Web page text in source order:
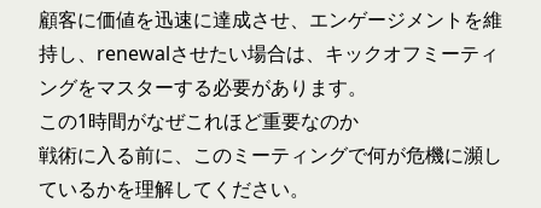
顧客に価値を迅速に達成させ、エンゲージメントを維
持し、renewalさせたい場合は、キックオフミーティ
ングをマスターする必要があります。
この1時間がなぜこれほど重要なのか
戦術に入る前に、このミーティングで何が危機に瀕し
ているかを理解してください。